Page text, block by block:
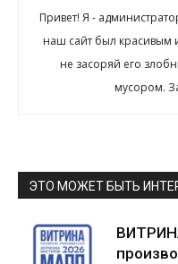
Привет! Я -
наш сайт был красивым
не засоряй его
мусором.
ЭТО МОЖЕТ БЫТЬ